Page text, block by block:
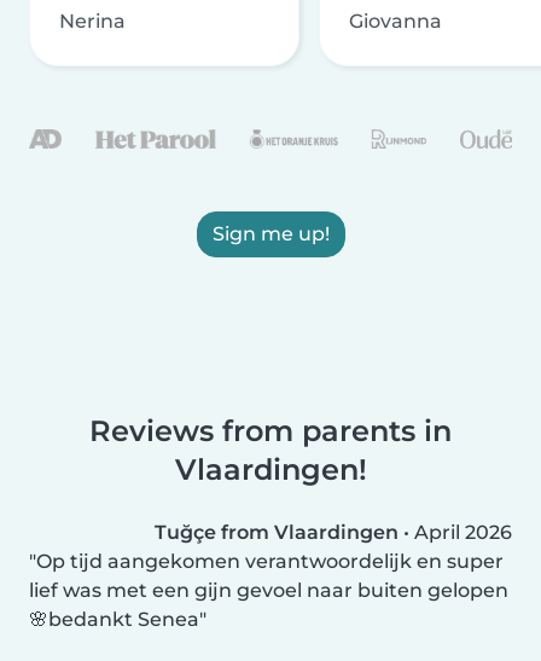
Nerina Giovanna
Sign me up!
Reviews from parents in
Vlaardingen!
Tuğçe from Vlaardingen • April 2026
Op tijd aangekomen verantwoordelijk en super
lief was met een gijn gevoel naar buiten gelopen
🌸bedankt Senea